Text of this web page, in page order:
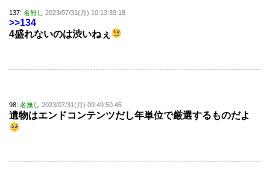
137: 名無し 2023/07/31(月) 10:13:39.18
>>134
4盛れないのは渋いねぇ
98: 名無し 2023/07/31(月) 09:49:50.45
遺物はエンドコンテンツだし年単位で厳選するものだよ